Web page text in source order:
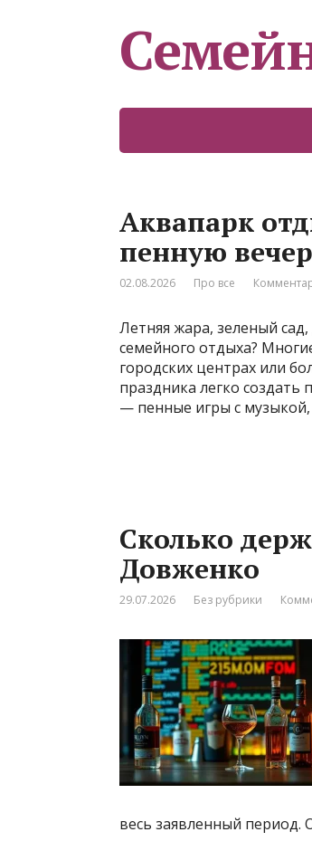
Аквапарк
пенную
02.08.2026 Про все
Летняя жара, зеленый
семейного отдыха?
городских центрах или
праздника легко
— пенные игры с
Сколько
Довженко
29.07.2026 Без рубрики
весь заявленный период.